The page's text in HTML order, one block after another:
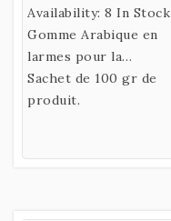
Availability: 8 In Stock
Gomme Arabique en
larmes pour la
préparation d'un liant.
Sachet de 100 gr de
produit.